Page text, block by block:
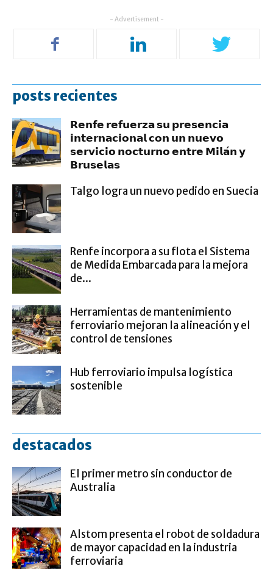
- Advertisement -
posts recientes
𝗥𝗲𝗻𝗳𝗲 𝗿𝗲𝗳𝘂𝗲𝗿𝘇𝗮 𝘀𝘂 𝗽𝗿𝗲𝘀𝗲𝗻𝗰𝗶𝗮
𝗶𝗻𝘁𝗲𝗿𝗻𝗮𝗰𝗶𝗼𝗻𝗮𝗹 𝗰𝗼𝗻 𝘂𝗻 𝗻𝘂𝗲𝘃𝗼
𝘀𝗲𝗿𝘃𝗶𝗰𝗶𝗼 𝗻𝗼𝗰𝘁𝘂𝗿𝗻𝗼 𝗲𝗻𝘁𝗿𝗲 𝗠𝗶𝗹𝗮́𝗻 𝘆
𝗕𝗿𝘂𝘀𝗲𝗹𝗮𝘀
Talgo logra un nuevo pedido en Suecia
Renfe incorpora a su flota el Sistema
de Medida Embarcada para la mejora
de...
Herramientas de mantenimiento
ferroviario mejoran la alineación y el
control de tensiones
Hub ferroviario impulsa logística
sostenible
destacados
El primer metro sin conductor de
Australia
Alstom presenta el robot de soldadura
de mayor capacidad en la industria
ferroviaria